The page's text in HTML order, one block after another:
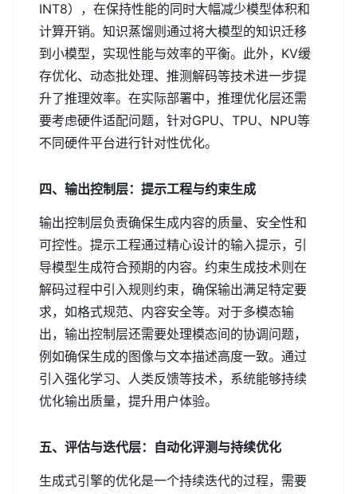
INT8），在保持性能的同时大幅减少模型体积和
计算开销。知识蒸馏则通过将大模型的知识迁移
到小模型，实现性能与效率的平衡。此外，KV缓
存优化、动态批处理、推测解码等技术进一步提
升了推理效率。在实际部署中，推理优化层还需
要考虑硬件适配问题，针对GPU、TPU、NPU等
不同硬件平台进行针对性优化。
四、输出控制层：提示工程与约束生成
输出控制层负责确保生成内容的质量、安全性和
可控性。提示工程通过精心设计的输入提示，引
导模型生成符合预期的内容。约束生成技术则在
解码过程中引入规则约束，确保输出满足特定要
求，如格式规范、内容安全等。对于多模态输
出，输出控制层还需要处理模态间的协调问题，
例如确保生成的图像与文本描述高度一致。通过
引入强化学习、人类反馈等技术，系统能够持续
优化输出质量，提升用户体验。
五、评估与迭代层：自动化评测与持续优化
生成式引擎的优化是一个持续迭代的过程，需要